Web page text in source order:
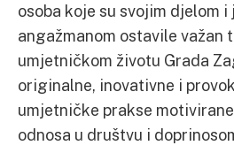
osoba koje su svojim djelom i
angažmanom ostavile važan
umjetničkom životu Grada
originalne, inovativne i
umjetničke prakse
odnosa u društvu i